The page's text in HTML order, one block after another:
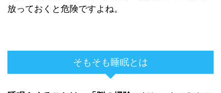
放っておくと危険ですよね。
そもそも睡眠とは